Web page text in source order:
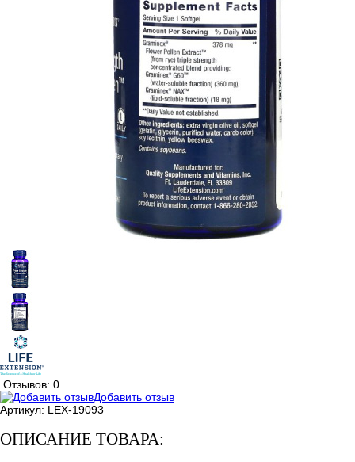
Отзывов: 0
Добавить отзыв
Артикул: LEX-19093
ОПИСАНИЕ ТОВАРА: